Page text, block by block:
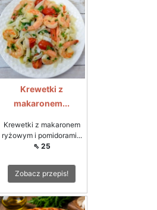
Krewetki z
makaronem...
Krewetki z makaronem
ryżowym i pomidorami...
⇖ 25
Zobacz przepis!